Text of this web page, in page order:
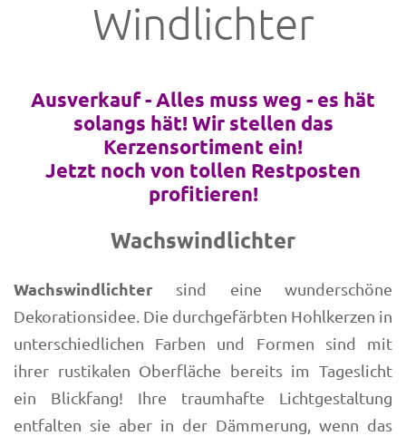
Windlichter
Ausverkauf - Alles muss weg - es hät
solangs hät! Wir stellen das
Kerzensortiment ein!
Jetzt noch von tollen Restposten
profitieren!
Wachswindlichter
Wachswindlichter sind eine wunderschöne
Dekorationsidee. Die durchgefärbten Hohlkerzen in
unterschiedlichen Farben und Formen sind mit
ihrer rustikalen Oberfläche bereits im Tageslicht
ein Blickfang! Ihre traumhafte Lichtgestaltung
entfalten sie aber in der Dämmerung, wenn das